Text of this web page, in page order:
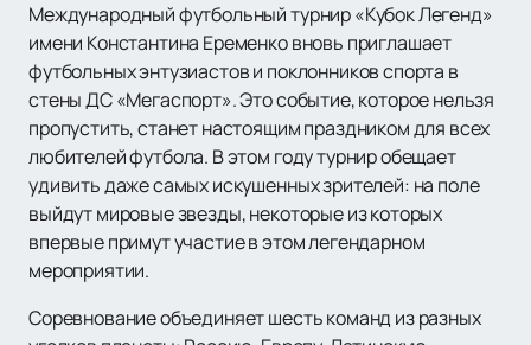
Международный футбольный турнир «Кубок Легенд»
имени Константина Еременко вновь приглашает
футбольных энтузиастов и поклонников спорта в
стены ДС «Мегаспорт». Это событие, которое нельзя
пропустить, станет настоящим праздником для всех
любителей футбола. В этом году турнир обещает
удивить даже самых искушенных зрителей: на поле
выйдут мировые звезды, некоторые из которых
впервые примут участие в этом легендарном
мероприятии.
Соревнование объединяет шесть команд из разных